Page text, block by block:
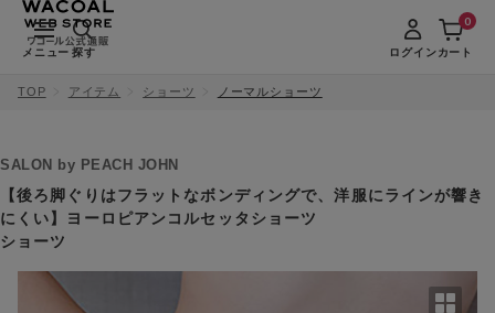
メニュー 探す ログインカート
0
TOP アイテム ショーツ ノーマルショーツ
SALON by PEACH JOHN
【後ろ脚ぐりはフラットなボンディングで、洋服にラインが響き
にくい】ヨーロピアンコルセッタショーツ
ショーツ